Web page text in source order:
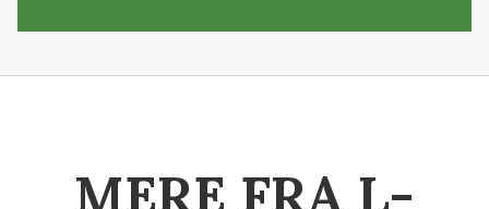
MERE FRA L-